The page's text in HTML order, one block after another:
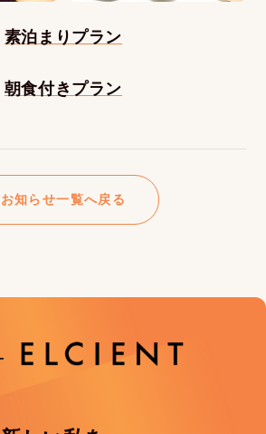
素泊まりプラン
朝食付きプラン
お知らせ一覧へ戻る